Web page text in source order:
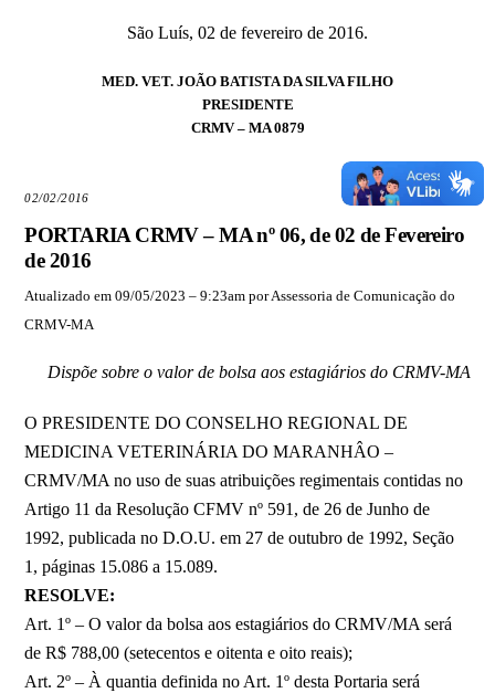
São Luís, 02 de fevereiro de 2016.
MED. VET. JOÃO BATISTA DA SILVA FILHO
PRESIDENTE
CRMV – MA 0879
02/02/2016
PORTARIA CRMV – MA nº 06, de 02 de Fevereiro
de 2016
Atualizado em 09/05/2023 – 9:23am por Assessoria de Comunicação do
CRMV-MA
Dispõe sobre o valor de bolsa aos estagiários do CRMV-MA
O PRESIDENTE DO CONSELHO REGIONAL DE
MEDICINA VETERINÁRIA DO MARANHÂO –
CRMV/MA no uso de suas atribuições regimentais contidas no
Artigo 11 da Resolução CFMV nº 591, de 26 de Junho de
1992, publicada no D.O.U. em 27 de outubro de 1992, Seção
1, páginas 15.086 a 15.089.
RESOLVE:
Art. 1º – O valor da bolsa aos estagiários do CRMV/MA será
de R$ 788,00 (setecentos e oitenta e oito reais);
Art. 2º – À quantia definida no Art. 1º desta Portaria será